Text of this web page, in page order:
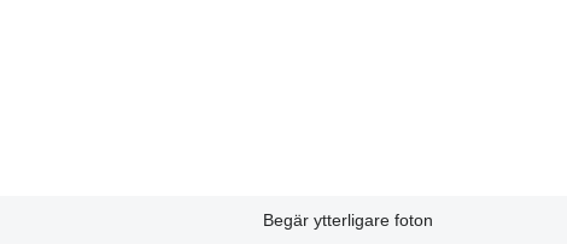
Begär ytterligare foton